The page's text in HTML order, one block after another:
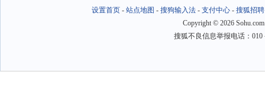
设置首页- 站点地图 - 搜狗输入法- 支付中心- 搜狐招聘
Copyright © 2026
搜狐不良信息举报电话：010